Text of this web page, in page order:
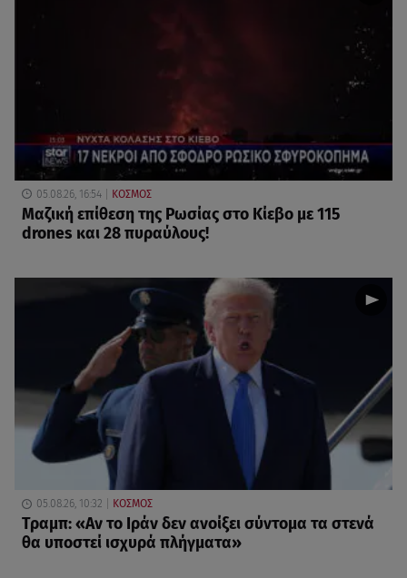
05.08.26, 16:54 ΚΟΣΜΟΣ
Μαζική επίθεση της Ρωσίας στο Κίεβο με 115
drones και 28 πυραύλους!
05.08.26, 10:32 ΚΟΣΜΟΣ
Τραμπ: «Αν το Ιράν δεν ανοίξει σύντομα τα στενά
θα υποστεί ισχυρά πλήγματα»